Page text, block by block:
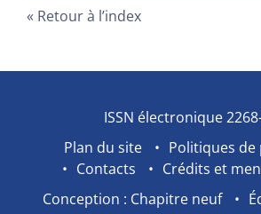
Retour à l’index
ISSN électronique
Plan du site
Politiques
Contacts
Crédits et
Conception : Chapitre neuf